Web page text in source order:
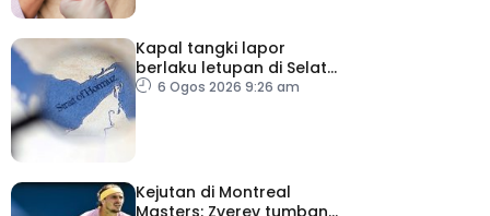
Kapal tangki lapor
berlaku letupan di Selat
Hormuz ketika Iran-Oman
6 Ogos 2026 9:26 am
Kejutan di Montreal
Masters: Zverev tumbang,